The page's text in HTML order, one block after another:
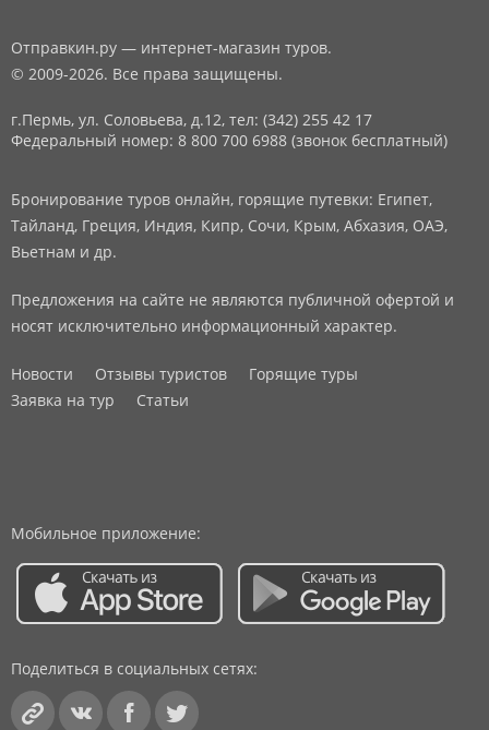
Отправкин.ру — интернет-магазин туров.
© 2009-2026. Все права защищены.
г.Пермь, ул. Соловьева, д.12, тел: (342) 255 42 17
Федеральный номер: 8 800 700 6988 (звонок бесплатный)
Бронирование туров онлайн, горящие путевки: Египет,
Тайланд, Греция, Индия, Кипр, Сочи, Крым, Абхазия, ОАЭ,
Вьетнам и др.
Предложения на сайте не являются публичной офертой и
носят исключительно информационный характер.
Новости Отзывы туристов
Горящие туры
Заявка на тур
Статьи
Мобильное приложение:
Поделиться в социальных сетях: